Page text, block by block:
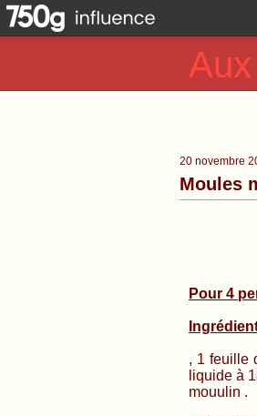
20 novembre
Moules
Pour 4
2 kg
, 1 feuille
liquide à
mouulin .